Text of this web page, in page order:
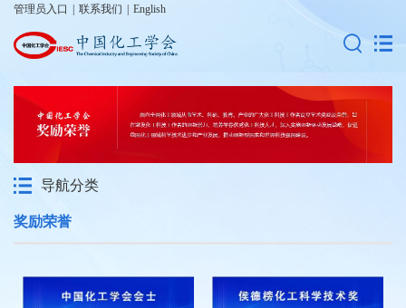
管理员入口 联系我们 English
导航分类
奖励荣誉